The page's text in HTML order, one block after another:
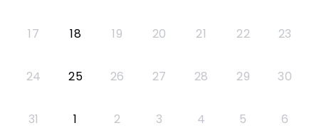
17 18 19 20 21 22 23
24 25 26 27 28 29 30
31 1 2 3 4 5 6